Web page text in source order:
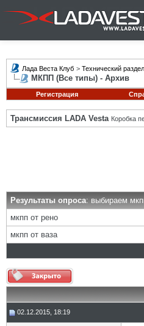
Лада Веста Клуб > Технический
МКПП (Все типы) - Архив
Регистрация
Трансмиссия LADA Vesta Коробка
Результаты опроса: выбираем
мкпп от рено
мкпп от ваза
02.12.2015, 18:19